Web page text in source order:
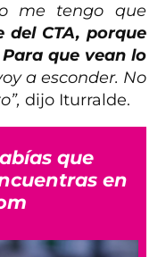
me tengo que
CTA, porque
que vean lo
a esconder. No
dijo Iturralde.
que
en